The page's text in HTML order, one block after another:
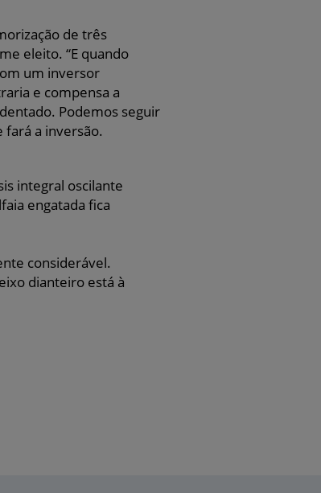
de três
eleito. “E quando
um inversor
e compensa a
Podemos seguir
a inversão.
integral oscilante
engatada fica
considerável.
dianteiro está à